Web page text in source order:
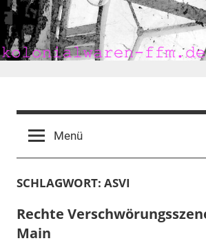
Zum
Inhalt
springen
kolonialwaren-
ffm.de
Menü
SCHLAGWORT: ASVI
Rechte
Main